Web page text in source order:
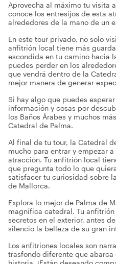
Aprovecha al máximo tu visita
conoce los entresijos de esta
alrededores de la mano de un
En este tour privado, no solo
anfitrión local tiene más
escondida en tu camino hacia
puedes perder en los
que vendrá dentro de la
mejor manera de generar
Si hay algo que puedes
información y cosas por
los Baños Árabes y muchos
Catedral de Palma.
Al final de tu tour, la Catedral
mucho para entrar y empezar
atracción. Tu anfitrión local
que pregunta todo lo que
satisfacer tu curiosidad sobre
de Mallorca.
Explora lo mejor de Palma de
magnífica catedral. Tu
secretos en el exterior, antes
silencio la belleza de su gran
Los anfitriones locales son
trasfondo diferente que abarca